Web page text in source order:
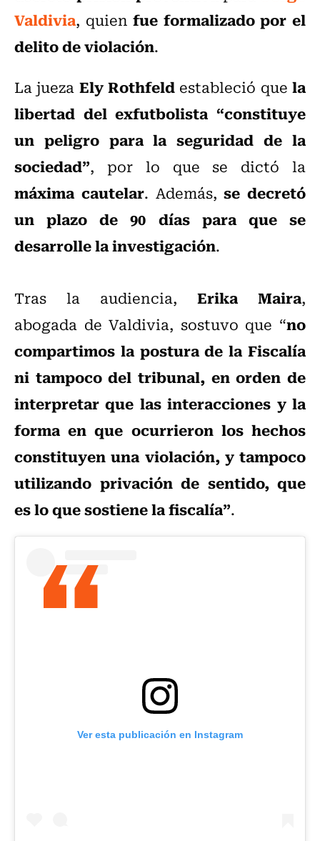
Valdivia, quienfue formalizado por el
delito de violación.
La jueza Ely Rothfeld estableció que la
libertad del exfutbolista “constituye
un peligro para la seguridad de la
sociedad”, por lo que se dictó la
máxima cautelar. Además,se decretó
un plazo de 90 días para que se
desarrolle la investigación.
Tras la audiencia, Erika Maira,
abogada de Valdivia, sostuvo que “no
compartimos la postura de la Fiscalía
ni tampoco del tribunal, en orden de
interpretar que las interacciones y la
forma en que ocurrieron los hechos
constituyen una violación, y tampoco
utilizando privación de sentido, que
es lo que sostiene la fiscalía”.
Ver esta publicación en Instagram